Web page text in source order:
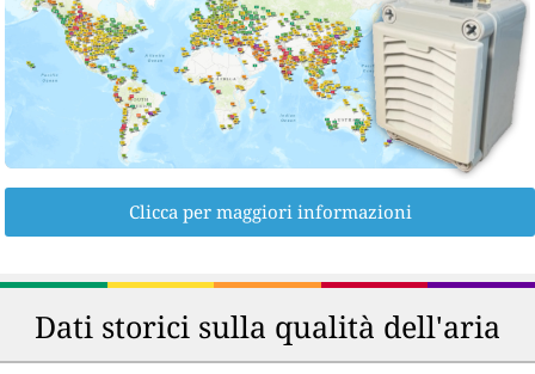
Clicca per maggiori informazioni
Dati storici sulla qualità dell'aria